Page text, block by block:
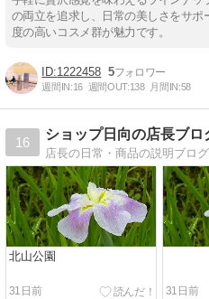
の両立を追求し、日常の美しさをサ
度の高いコスメ群が魅力です。
1222458 5
週間IN:16 週間OUT:138 月間IN:58
16
ショップ日向の店長ブロ
北山公園
31日前 31日前